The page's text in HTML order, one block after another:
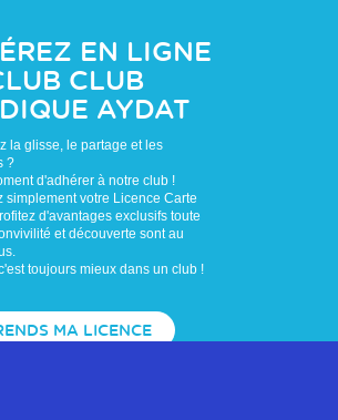
EN LIGNE
CLUB
AYDAT
la glisse, le partage et les
?
d'adhérer à notre club !
simplement votre Licence Carte
d'avantages exclusifs toute
et découverte sont au
toujours mieux dans un club !
MA LICENCE